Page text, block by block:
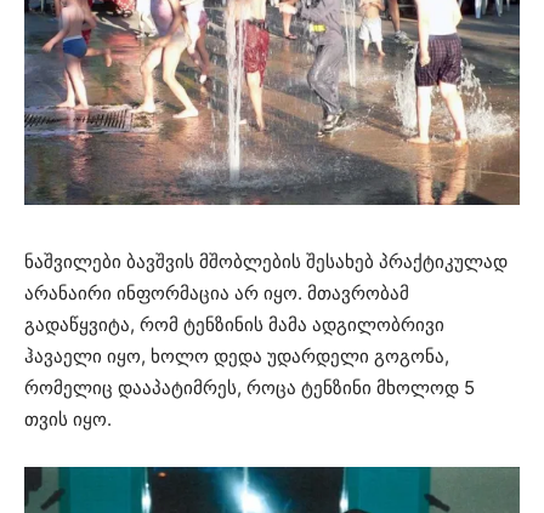
ნაშვილები ბავშვის მშობლების შესახებ პრაქტიკულად
არანაირი ინფორმაცია არ იყო. მთავრობამ
გადაწყვიტა, რომ ტენზინის მამა ადგილობრივი
ჰავაელი იყო, ხოლო დედა უდარდელი გოგონა,
რომელიც დააპატიმრეს, როცა ტენზინი მხოლოდ 5
თვის იყო.